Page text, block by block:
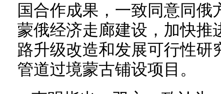
国合作成果，一致同意同
蒙俄经济走廊建设，加快推
路升级改造和发展可行性研
管道过境蒙古铺设项目。